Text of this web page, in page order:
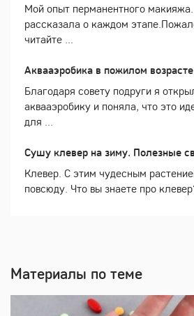
Мой опыт перманентного
рассказала о каждом
читайте ...
Аквааэробика в пожилом возрасте
Благодаря совету подруги я
аквааэробику и поняла, что это
для ...
Сушу клевер на зиму. Полезные
Клевер. С этим чудесным
повсюду. Что вы знаете про
Материалы по теме